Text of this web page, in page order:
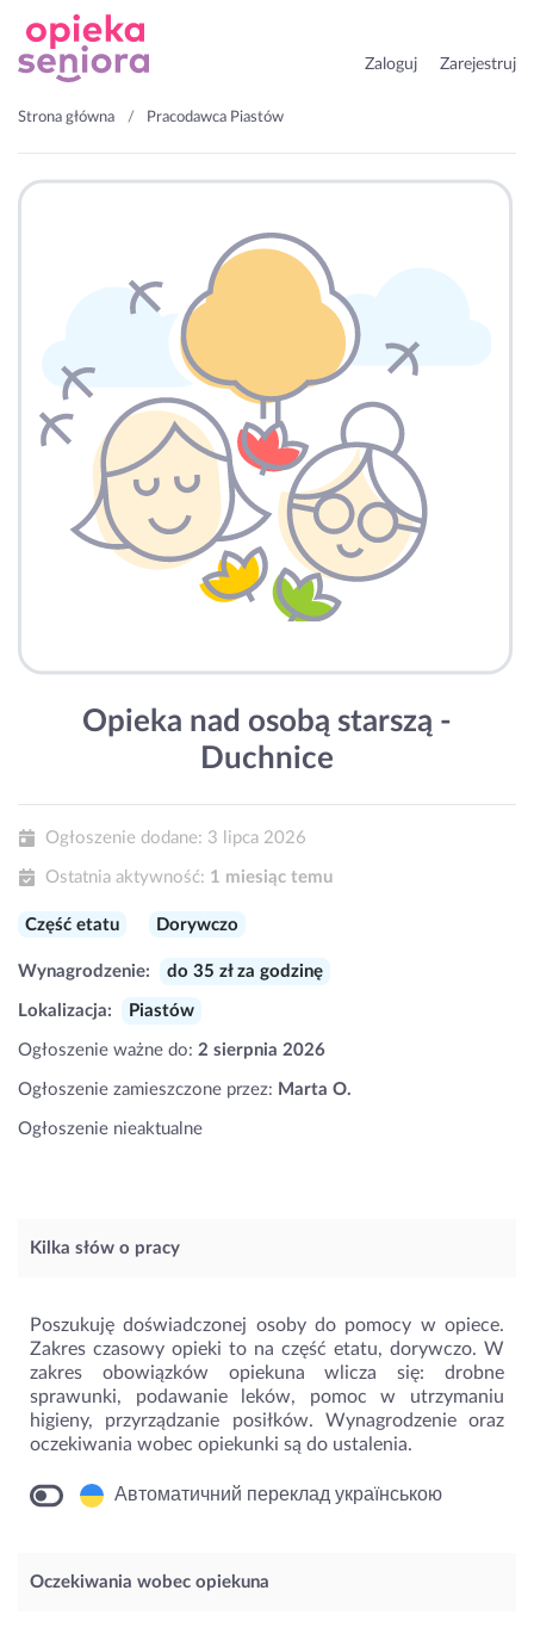
Zaloguj Zarejestruj
Strona główna Pracodawca Piastów
Opieka nad osobą starszą -
Duchnice
Ogłoszenie dodane: 3 lipca 2026
Ostatnia aktywność: 1 miesiąc temu
Część etatu Dorywczo
Wynagrodzenie: do 35 zł za godzinę
Lokalizacja: Piastów
Ogłoszenie ważne do: 2 sierpnia 2026
Ogłoszenie zamieszczone przez: Marta O.
Ogłoszenie nieaktualne
Kilka słów o pracy
Poszukuję doświadczonej osoby do pomocy w opiece.
Zakres czasowy opieki to na część etatu, dorywczo. W
zakres obowiązków opiekuna wlicza się: drobne
sprawunki, podawanie leków, pomoc w utrzymaniu
higieny, przyrządzanie posiłków. Wynagrodzenie oraz
oczekiwania wobec opiekunki są do ustalenia.
Автоматичний переклад українською
Oczekiwania wobec opiekuna